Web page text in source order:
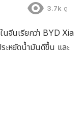
3.7k ดู
จีนเรียกว่า BYD Xia
ะหยัดน้ำมันดีขึ้น และ